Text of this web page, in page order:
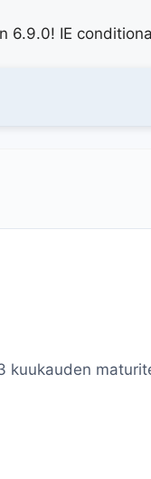
6.9.0! IE
kuukauden